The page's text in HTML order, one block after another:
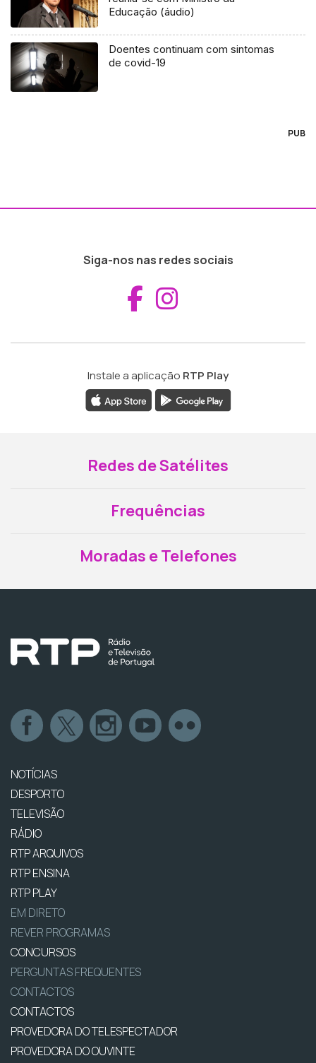
Educação (áudio)
Doentes continuam com sintomas
de covid-19
PUB
Siga-nos nas redes sociais
Aceder ao
Instale a aplicação RTP Play
Redes de Satélites
Frequências
Moradas e Telefones
NOTÍCIAS
DESPORTO
TELEVISÃO
RÁDIO
RTP ARQUIVOS
RTP ENSINA
RTP PLAY
EM DIRETO
REVER PROGRAMAS
CONCURSOS
PERGUNTAS FREQUENTES
CONTACTOS
CONTACTOS
PROVEDORA DO TELESPECTADOR
PROVEDORA DO OUVINTE